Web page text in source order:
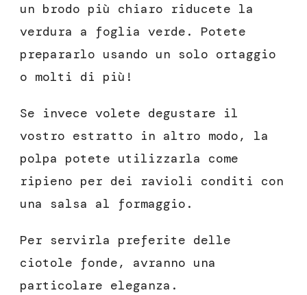
un brodo più chiaro riducete la
verdura a foglia verde. Potete
prepararlo usando un solo ortaggio
o molti di più!
Se invece volete degustare il
vostro estratto in altro modo, la
polpa potete utilizzarla come
ripieno per dei ravioli conditi con
una salsa al formaggio.
Per servirla preferite delle
ciotole fonde, avranno una
particolare eleganza.